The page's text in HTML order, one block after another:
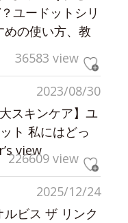
ユードットシリ
めの使い方、教
36583 view
2023/08/30
スキンケア】ユ
ト 私にはどっ
view
226609 view
2025/12/24
ルビス ザ リンク